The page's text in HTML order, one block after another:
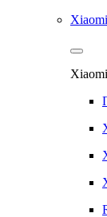
Xiaomi
Xiaomi